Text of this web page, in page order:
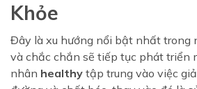
Khỏe
Đây là xu hướng nổi bật nhất trong
và chắc chắn sẽ tiếp tục phát triển
nhân healthy tập trung vào việc